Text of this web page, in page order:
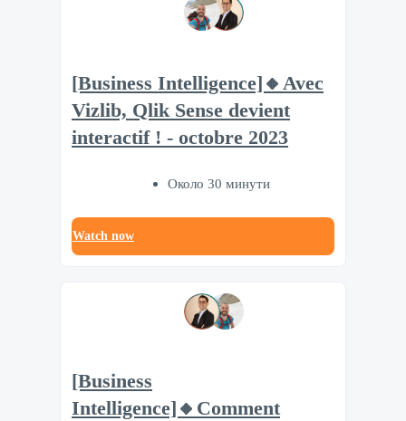
[Business Intelligence]🔸Avec
Vizlib, Qlik Sense devient
interactif ! - octobre 2023
Около 30 минути
Watch now
[Business
Intelligence]🔸Comment